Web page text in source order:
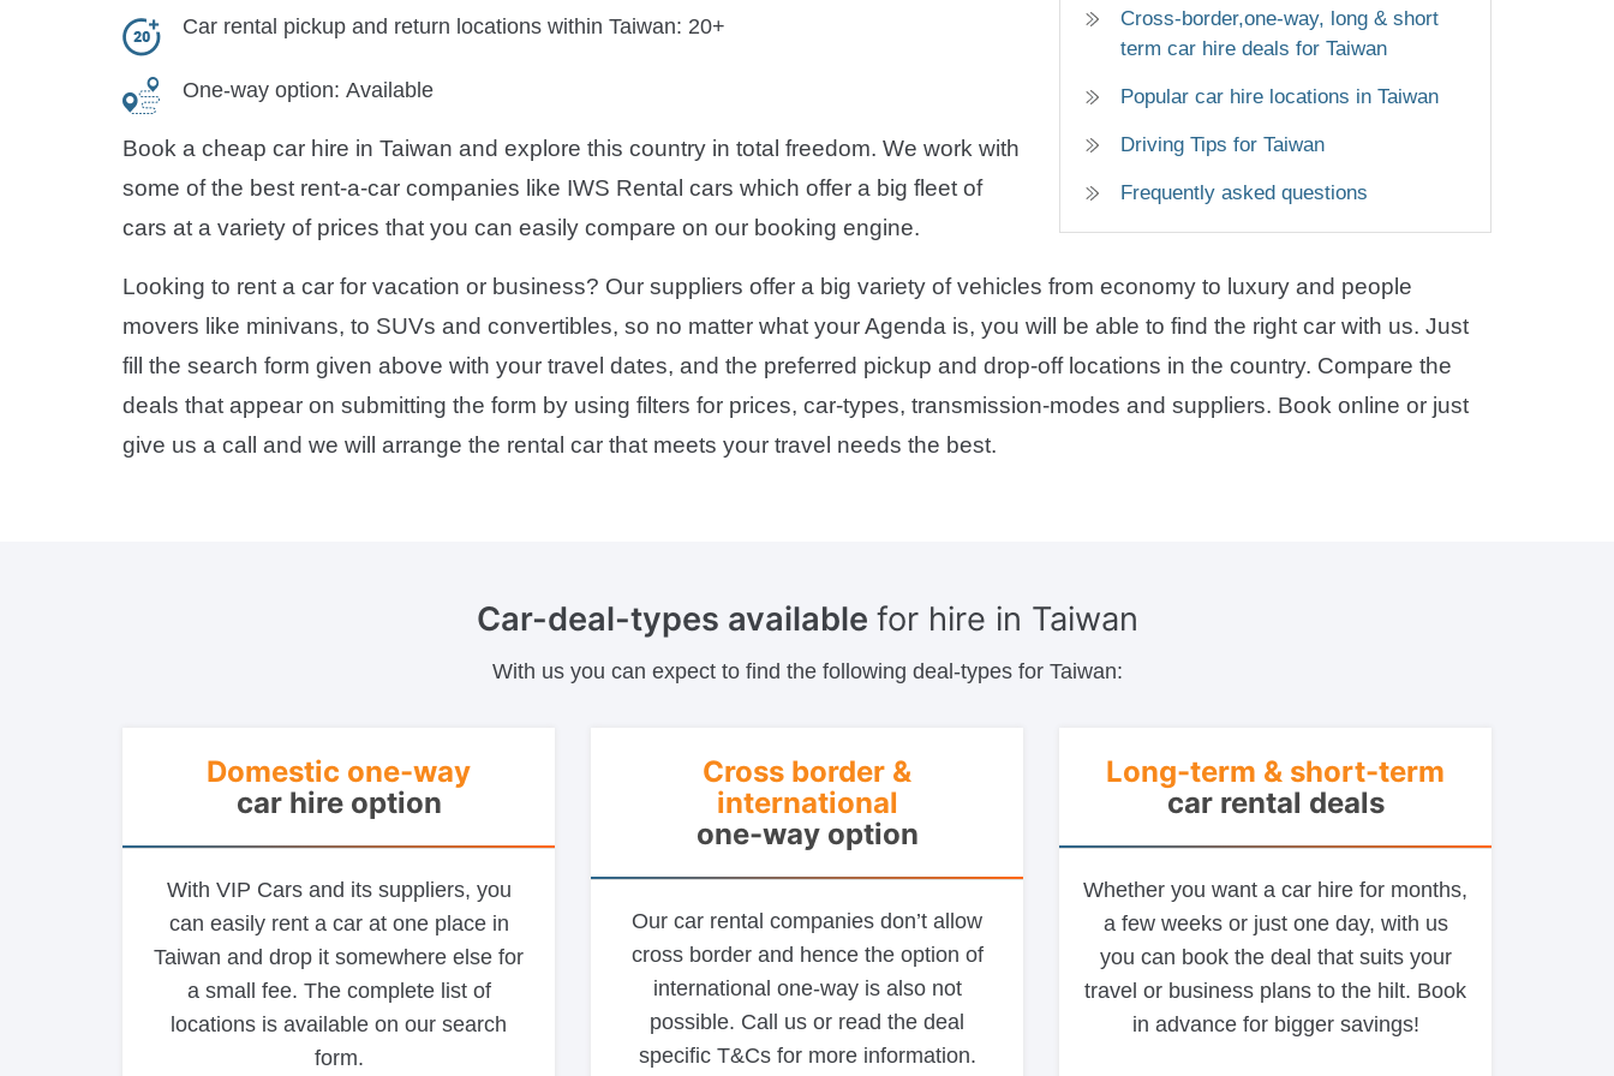
Cross-border,one-way, long & short
term car hire deals for Taiwan
Popular car hire locations in Taiwan
Driving Tips for Taiwan
Frequently asked questions
Car rental pickup and return locations within Taiwan: 20+
One-way option: Available
Book a cheap car hire in Taiwan and explore this country in total freedom. We work with
some of the best rent-a-car companies like IWS Rental cars which offer a big fleet of
cars at a variety of prices that you can easily compare on our booking engine.
Looking to rent a car for vacation or business? Our suppliers offer a big variety of vehicles from economy to luxury and people
movers like minivans, to SUVs and convertibles, so no matter what your Agenda is, you will be able to find the right car with us. Just
fill the search form given above with your travel dates, and the preferred pickup and drop-off locations in the country. Compare the
deals that appear on submitting the form by using filters for prices, car-types, transmission-modes and suppliers. Book online or just
give us a call and we will arrange the rental car that meets your travel needs the best.
Car-deal-types available for hire in Taiwan
With us you can expect to find the following deal-types for Taiwan:
Domestic one-way
car hire option
With VIP Cars and its suppliers, you
can easily rent a car at one place in
Taiwan and drop it somewhere else for
a small fee. The complete list of
locations is available on our search
form.
Cross border &
international
one-way option
Our car rental companies don’t allow
cross border and hence the option of
international one-way is also not
possible. Call us or read the deal
specific T&Cs for more information.
Long-term & short-term
car rental deals
Whether you want a car hire for months,
a few weeks or just one day, with us
you can book the deal that suits your
travel or business plans to the hilt. Book
in advance for bigger savings!